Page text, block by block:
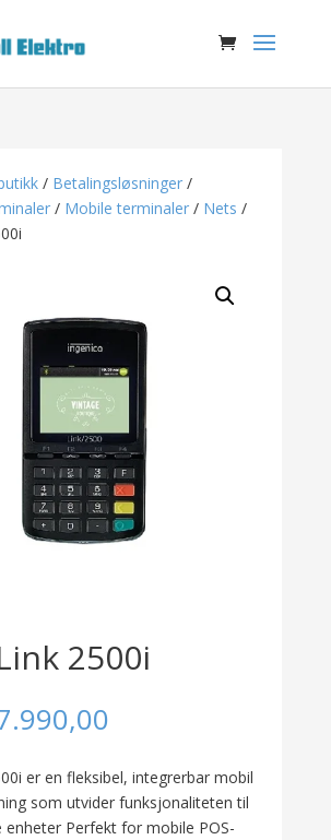
/ Betalingsløsninger/
/ Mobile terminaler/ Nets /
2500i
er en fleksibel, integrerbar mobil
som utvider funksjonaliteten til
enheter Perfekt for mobile POS-